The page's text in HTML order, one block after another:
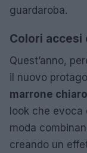
guardaroba.
Colori accesi
Quest’anno,
il nuovo
marrone chiaro
look che evoca
moda
creando un